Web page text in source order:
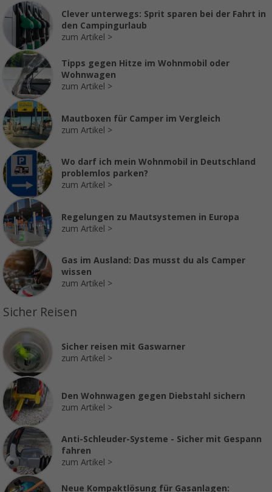
Clever unterwegs: Sprit sparen bei der Fahrt in
den Campingurlaub
zum Artikel
Tipps gegen Hitze im Wohnmobil oder
Wohnwagen
zum Artikel
Mautboxen für Camper im Vergleich
zum Artikel
Wo darf ich mein Wohnmobil in Deutschland
problemlos parken?
zum Artikel
Regelungen zu Mautsystemen in Europa
zum Artikel
Gas im Ausland: Das musst du als Camper
wissen
zum Artikel
Sicher Reisen
Sicher reisen mit Gaswarner
zum Artikel
Den Wohnwagen gegen Diebstahl sichern
zum Artikel
Anti-Schleuder-Systeme - Sicher mit Gespann
fahren
zum Artikel
Neue Kompaktlösung für Gasanlagen: